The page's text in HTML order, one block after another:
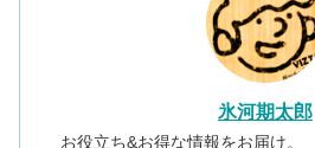
氷河期太郎
お役立ち&お得な情報をお届け。